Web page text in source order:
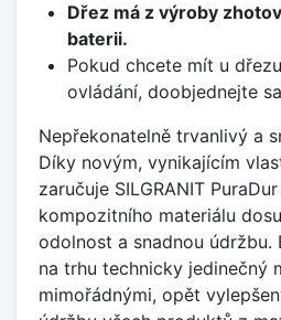
Dřez má z výroby
baterii.
Pokud chcete mít u
ovládání, doobjednejte
Nepřekonatelně trvanlivý a
Díky novým, vynikajícím
zaručuje SILGRANIT
kompozitního materiálu
odolnost a snadnou údržbu.
na trhu technicky jedinečný
mimořádnými, opět